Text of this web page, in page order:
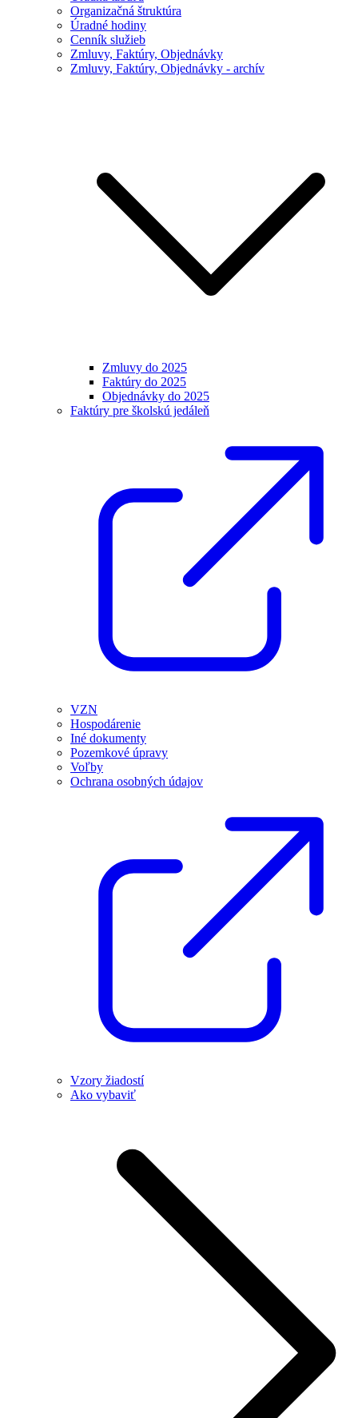
Organizačná štruktúra
Úradné hodiny
Cenník služieb
Zmluvy, Faktúry, Objednávky
Zmluvy, Faktúry, Objednávky - archív
Zmluvy do 2025
Faktúry do 2025
Objednávky do 2025
Faktúry pre školskú jedáleň
VZN
Hospodárenie
Iné dokumenty
Pozemkové úpravy
Voľby
Ochrana osobných údajov
Vzory žiadostí
Ako vybaviť